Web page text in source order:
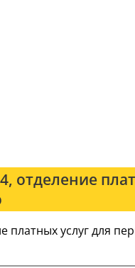
платных услуг для